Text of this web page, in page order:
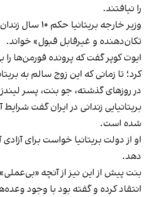
را نیافتند.
وزیر خارجه
تکان‌دهنده و غیرقابل قبول» خواند.
ایوت کوپر گفت که پرونده فورمن‌ها
کرد؛ تا زمانی که این زوج سالم به
در روزهای گذشته، جو بنت، پسر
بریتانیایی زندانی در ایران گفت
شده است.
او از دولت بریتانیا خواست برای
دهد.
بنت پیش از این نیز از آنچه «بی‌عملی»
انتقاد کرده و گفته بود با وجود